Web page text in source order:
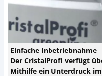
Einfache Inbetriebnahme
Der CristalProfi verfügt
Mithilfe ein Unterdruck